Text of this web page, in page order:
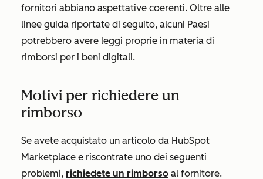
fornitori abbiano aspettative coerenti. Oltre alle
linee guida riportate di seguito, alcuni Paesi
potrebbero avere leggi proprie in materia di
rimborsi per i beni digitali.
Motivi per richiedere un
rimborso
Se avete acquistato un articolo da HubSpot
Marketplace e riscontrate uno dei seguenti
problemi, richiedete un rimborso al fornitore.